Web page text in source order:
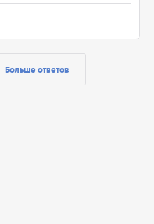
Больше ответов